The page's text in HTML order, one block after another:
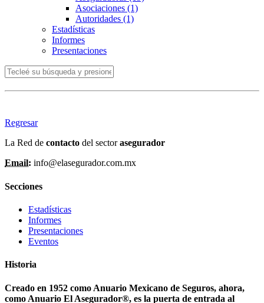
Asociaciones (1)
Autoridades (1)
Estadísticas
Informes
Presentaciones
Regresar
La Red de contacto del sectorasegurador
Email: info@elasegurador.com.mx
Secciones
Estadísticas
Informes
Presentaciones
Eventos
Historia
Creado en 1952 como Anuario Mexicano de Seguros, ahora,
como Anuario El Asegurador®, es la puerta de entrada al